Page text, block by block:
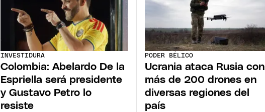
INVESTIDURA
Colombia: Abelardo De la
Espriella será presidente
y Gustavo Petro lo
resiste
PODER BÉLICO
Ucrania ataca Rusia con
más de 200 drones en
diversas regiones del
país